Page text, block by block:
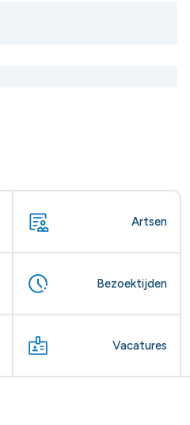
Artsen
Bezoektijden
Vacatures